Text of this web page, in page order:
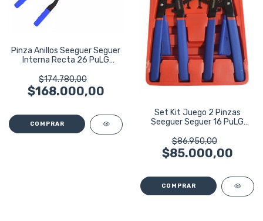
Pinza Anillos Seeguer Seguer
Interna Recta 26 PuLG
$174.780,00
$168.000,00
Set Kit Juego 2 Pinzas
Seeguer Seguer 16 PuLG
$86.950,00
$85.000,00